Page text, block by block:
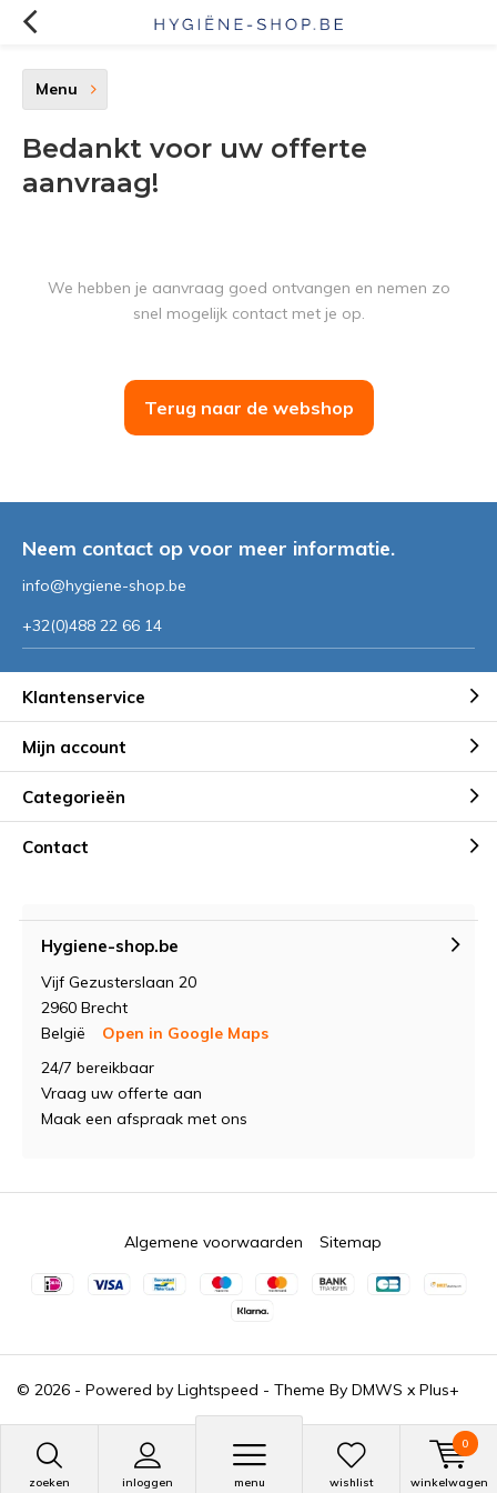
zoeken inloggen menu wishlist winkelwagen
0
Menu
Bedankt voor uw offerte
aanvraag!
We hebben je aanvraag goed ontvangen en nemen zo
snel mogelijk contact met je op.
Terug naar de webshop
Neem contact op voor meer informatie.
info@hygiene-shop.be
+32(0)488 22 66 14
Klantenservice
Mijn account
Categorieën
Contact
Hygiene-shop.be
Vijf Gezusterslaan 20
2960 Brecht
België
Open in Google Maps
24/7 bereikbaar
Vraag uw offerte aan
Maak een afspraak met ons
© 2026 - Powered by Lightspeed - Theme By DMWS x Plus+
Algemene voorwaarden Sitemap